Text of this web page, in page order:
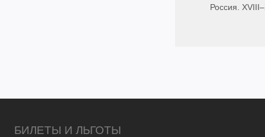
Россия.
БИЛЕТЫ И ЛЬГОТЫ